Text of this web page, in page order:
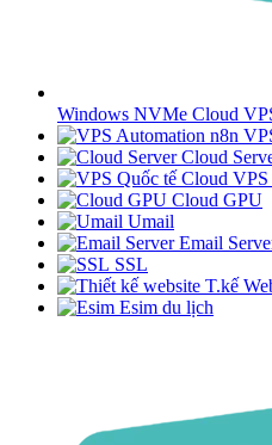
Windows NVMe Cloud
Cloud
Cloud VPS
Cloud GPU
Umail
Email
SSL
T.kế
Esim du lịch